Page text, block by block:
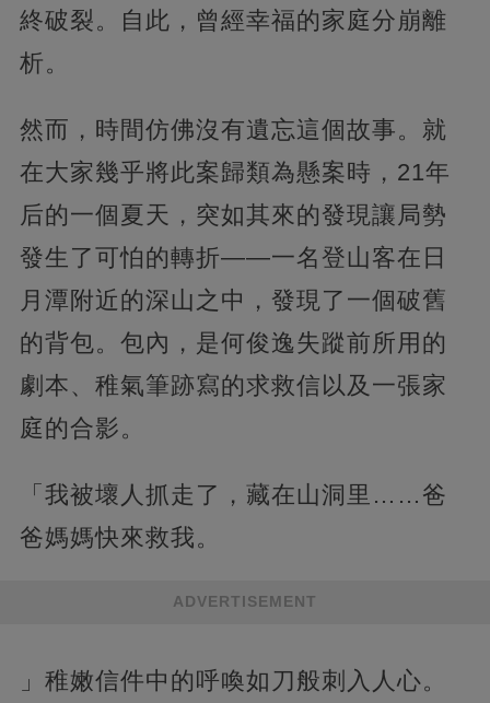
終破裂。自此，曾經幸福的家庭分崩離
析。
然而，時間仿佛沒有遺忘這個故事。就
在大家幾乎將此案歸類為懸案時，21年
后的一個夏天，突如其來的發現讓局勢
發生了可怕的轉折——一名登山客在日
月潭附近的深山之中，發現了一個破舊
的背包。包內，是何俊逸失蹤前所用的
劇本、稚氣筆跡寫的求救信以及一張家
庭的合影。
「我被壞人抓走了，藏在山洞里……爸
爸媽媽快來救我。
ADVERTISEMENT
」稚嫩信件中的呼喚如刀般刺入人心。